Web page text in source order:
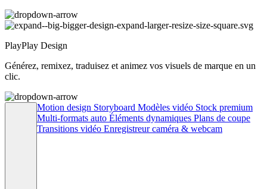
PlayPlay Design
Générez, remixez, traduisez et animez vos visuels de marque en un
clic.
Motion design Storyboard Modèles vidéo Stock premium
Multi-formats auto Éléments dynamiques Plans de coupe
Transitions vidéo Enregistreur caméra & webcam